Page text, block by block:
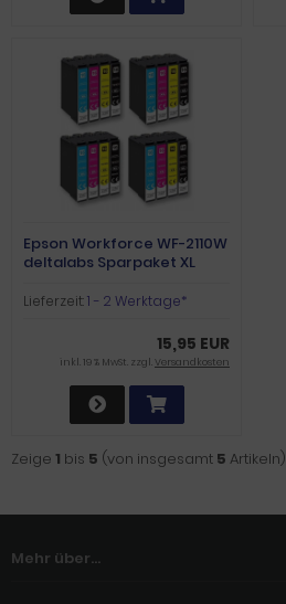
Epson Workforce WF-2110W
deltalabs Sparpaket XL
Lieferzeit:1 - 2 Werktage*
15,95 EUR
inkl. 19 % MwSt. zzgl.Versandkosten
Zeige 1 bis 5 (von insgesamt 5 Artikeln)
Mehr über...